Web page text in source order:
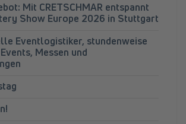
Mit CRETSCHMAR entspannt
Show Europe 2026 in Stuttgart
Eventlogistiker, stundenweise
Messen und